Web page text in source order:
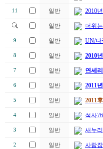
11 일반 2010
일반 더위
9 일반 UN/다
8 일반 2010
7 일반 연세
6 일반 2011
5 일반 2011
4 일반 석사
3 일반 새누
2 일반 사람